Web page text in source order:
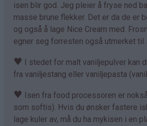
isen blir god. Jeg pleier å fryse ned
masse brune flekker. Det er da de er
og også å lage Nice Cream med.
egner seg forresten også utmerket til
♥
I stedet for malt vaniljepulver kan
fra vaniljestang eller vaniljepasta
♥
Isen fra food processoren er
som softis). Hvis du ønsker fastere
lage kuler av, må du ha mykisen i en